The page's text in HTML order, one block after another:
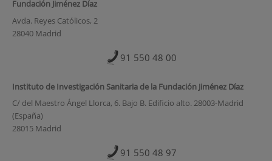
Fundación Jiménez Díaz
Avda. Reyes Católicos, 2
28040 Madrid
91 550 48 00
Instituto de Investigación Sanitaria de la Fundación Jiménez Díaz
C/ del Maestro Ángel Llorca, 6. Bajo B. Edificio alto. 28003-Madrid
(España)
28015 Madrid
91 550 48 97